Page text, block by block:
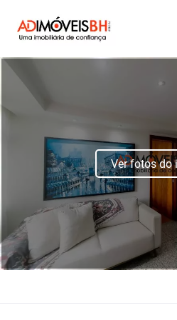
Ver fotos do